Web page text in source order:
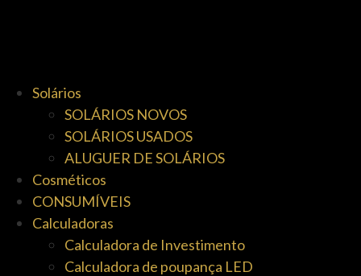
Solários
SOLÁRIOS NOVOS
SOLÁRIOS USADOS
ALUGUER DE SOLÁRIOS
Cosméticos
CONSUMÍVEIS
Calculadoras
Calculadora de Investimento
Calculadora de poupança LED